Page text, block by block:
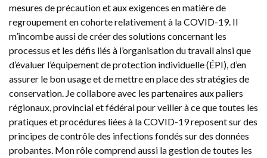
mesures de précaution et aux exigences en matière de
regroupement en cohorte relativement à la COVID-19. Il
m’incombe aussi de créer des solutions concernant les
processus et les défis liés à l’organisation du travail ainsi que
d’évaluer l’équipement de protection individuelle (ÉPI), d’en
assurer le bon usage et de mettre en place des stratégies de
conservation. Je collabore avec les partenaires aux paliers
régionaux, provincial et fédéral pour veiller à ce que toutes les
pratiques et procédures liées à la COVID-19 reposent sur des
principes de contrôle des infections fondés sur des données
probantes. Mon rôle comprend aussi la gestion de toutes les